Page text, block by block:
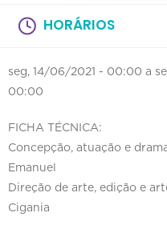
HORÁRIOS
seg, 14/06/2021 - 00:00 a
00:00
FICHA TÉCNICA:
Concepção, atuação e
Emanuel
Direção de arte, edição e
Cigania